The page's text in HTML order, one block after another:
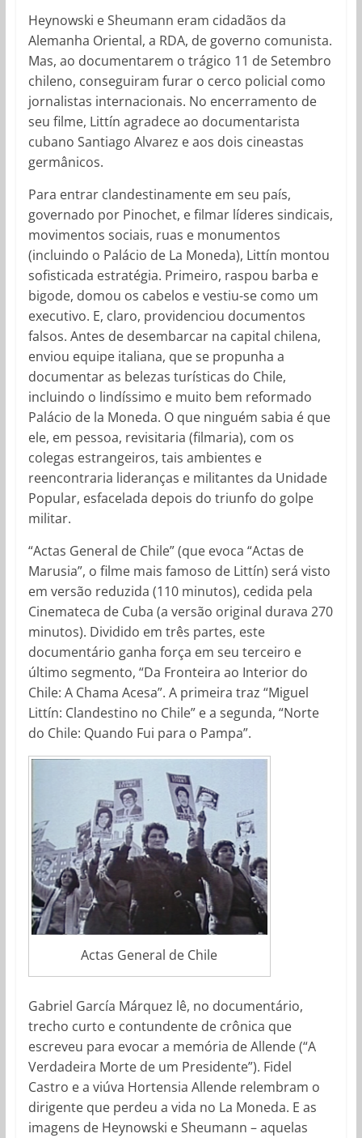
Heynowski e Sheumann eram cidadãos da
Alemanha Oriental, a RDA, de governo comunista.
Mas, ao documentarem o trágico 11 de Setembro
chileno, conseguiram furar o cerco policial como
jornalistas internacionais. No encerramento de
seu filme, Littín agradece ao documentarista
cubano Santiago Alvarez e aos dois cineastas
germânicos.
Para entrar clandestinamente em seu país,
governado por Pinochet, e filmar líderes sindicais,
movimentos sociais, ruas e monumentos
(incluindo o Palácio de La Moneda), Littín montou
sofisticada estratégia. Primeiro, raspou barba e
bigode, domou os cabelos e vestiu-se como um
executivo. E, claro, providenciou documentos
falsos. Antes de desembarcar na capital chilena,
enviou equipe italiana, que se propunha a
documentar as belezas turísticas do Chile,
incluindo o lindíssimo e muito bem reformado
Palácio de la Moneda. O que ninguém sabia é que
ele, em pessoa, revisitaria (filmaria), com os
colegas estrangeiros, tais ambientes e
reencontraria lideranças e militantes da Unidade
Popular, esfacelada depois do triunfo do golpe
militar.
“Actas General de Chile” (que evoca “Actas de
Marusia”, o filme mais famoso de Littín) será visto
em versão reduzida (110 minutos), cedida pela
Cinemateca de Cuba (a versão original durava 270
minutos). Dividido em três partes, este
documentário ganha força em seu terceiro e
último segmento, “Da Fronteira ao Interior do
Chile: A Chama Acesa”. A primeira traz “Miguel
Littín: Clandestino no Chile” e a segunda, “Norte
do Chile: Quando Fui para o Pampa”.
Actas General de Chile
Gabriel García Márquez lê, no documentário,
trecho curto e contundente de crônica que
escreveu para evocar a memória de Allende (“A
Verdadeira Morte de um Presidente”). Fidel
Castro e a viúva Hortensia Allende relembram o
dirigente que perdeu a vida no La Moneda. E as
imagens de Heynowski e Sheumann – aquelas